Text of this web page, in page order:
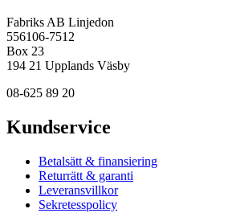
Fabriks AB Linjedon
556106-7512
Box 23
194 21 Upplands Väsby
08-625 89 20
Kundservice
Betalsätt & finansiering
Returrätt & garanti
Leveransvillkor
Sekretesspolicy